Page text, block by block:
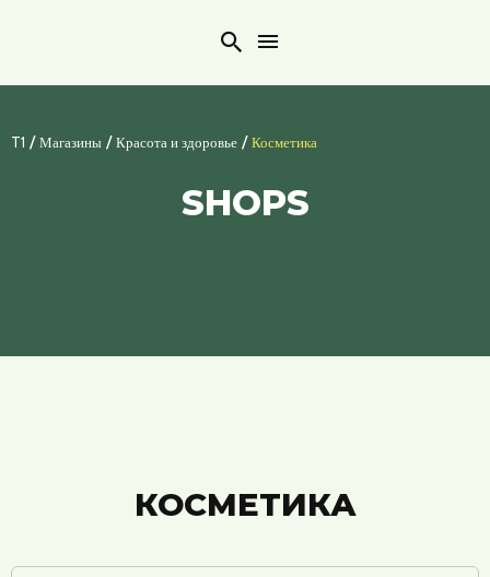
Search
T1 / Магазины / Красота и здоровье / Косметика
SHOPS
КОСМЕТИКА